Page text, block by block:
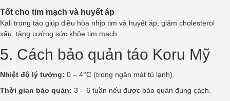
Tốt cho tim mạch và huyết áp
Kali trong táo giúp điều hòa nhịp tim và huyết áp, giảm cholesterol
xấu, tăng cường sức khỏe tim mạch.
5. Cách bảo quản táo Koru Mỹ
Nhiệt độ lý tưởng: 0 – 4°C (trong ngăn mát tủ lạnh).
Thời gian bảo quản: 3 – 6 tuần nếu được bảo quản đúng cách.